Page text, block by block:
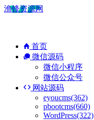
渔锋资源网
首页
微信源码
微信小程序
微信公众号
网站源码
eyoucms(362)
pbootcms(660)
WordPress(322)